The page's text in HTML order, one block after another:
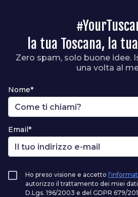
la tua Toscana, la
Zero spam, solo buone idee.
una volta al
Nome*
Email*
Ho preso visione e accetto
autorizzo il trattamento dei miei dati
D.Lgs. 196/2003 e del GDPR 679/